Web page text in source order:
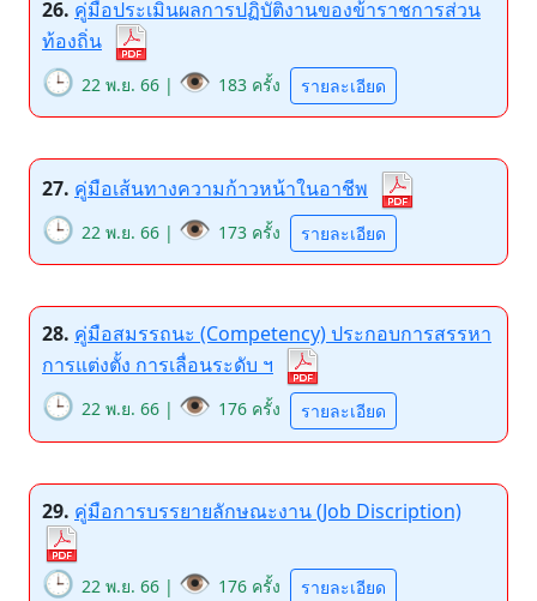
26. คู่มือประเมินผลการปฏิบัติงานของข้าราชการส่วน
ท้องถิ่น
🕒 22 พ.ย. 66 | 👁️ 183 ครั้ง รายละเอียด
27. คู่มือเส้นทางความก้าวหน้าในอาชีพ
🕒 22 พ.ย. 66 | 👁️ 173 ครั้ง รายละเอียด
28. คู่มือสมรรถนะ (Competency) ประกอบการสรรหา
การแต่งตั้ง การเลื่อนระดับ ฯ
🕒 22 พ.ย. 66 | 👁️ 176 ครั้ง รายละเอียด
29. คู่มือการบรรยายลักษณะงาน (Job Discription)
🕒 22 พ.ย. 66 | 👁️ 176 ครั้ง รายละเอียด